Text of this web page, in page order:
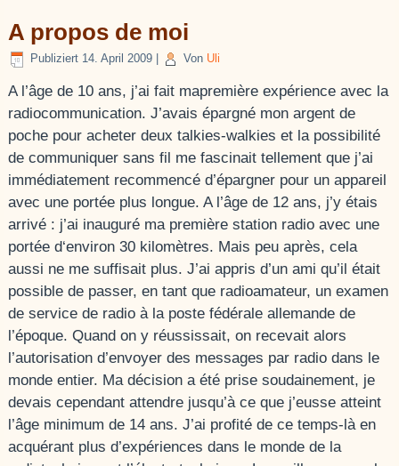
A propos de moi
Publiziert 14. April 2009 Von Uli
A l’âge de 10 ans, j’ai fait mapremière expérience avec la
radiocommunication. J’avais épargné mon argent de
poche pour acheter deux talkies-walkies et la possibilité
de communiquer sans fil me fascinait tellement que j’ai
immédiatement recommencé d’épargner pour un appareil
avec une portée plus longue. A l’âge de 12 ans, j’y étais
arrivé : j’ai inauguré ma première station radio avec une
portée d‘environ 30 kilomètres. Mais peu après, cela
aussi ne me suffisait plus. J’ai appris d’un ami qu’il était
possible de passer, en tant que radioamateur, un examen
de service de radio à la poste fédérale allemande de
l’époque. Quand on y réussissait, on recevait alors
l’autorisation d’envoyer des messages par radio dans le
monde entier. Ma décision a été prisesoudainement, je
devais cependant attendre jusqu’à ce que j’eusse atteint
l’âge minimum de 14 ans. J’ai profité de ce temps-là en
acquérant plus d’expériences dans le monde de la